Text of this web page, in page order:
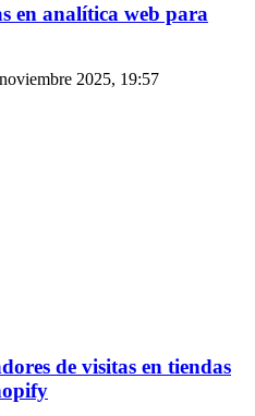
en analítica web para
2025, 19:57
de visitas en tiendas